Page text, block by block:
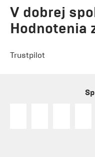
V dobrej
Hodnotenia
Trustpilot